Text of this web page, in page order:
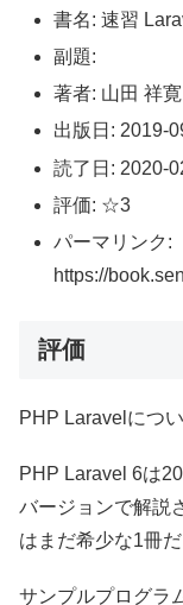
書名: 速習
副題:
著者: 山田 祥寛
出版日: 2019-
読了日: 2020-
評価: ☆3
パーマリンク:
https://
評価
PHP Laravelにつ
PHP Laravel 6は
バージョンで解説
はまだ希少な1冊だ
サンプルプログラ